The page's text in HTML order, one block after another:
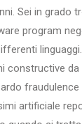
Sei in grado
program
constructive
artificiale